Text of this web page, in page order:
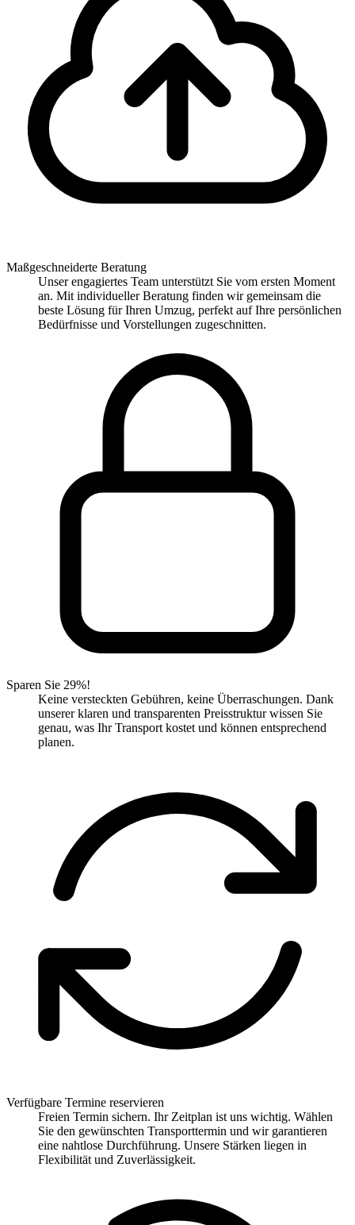
Maßgeschneiderte Beratung
Unser engagiertes Team unterstützt Sie vom ersten Moment
an. Mit individueller Beratung finden wir gemeinsam die
beste Lösung für Ihren Umzug, perfekt auf Ihre persönlichen
Bedürfnisse und Vorstellungen zugeschnitten.
Sparen Sie 29%!
Keine versteckten Gebühren, keine Überraschungen. Dank
unserer klaren und transparenten Preisstruktur wissen Sie
genau, was Ihr Transport kostet und können entsprechend
planen.
Verfügbare Termine reservieren
Freien Termin sichern. Ihr Zeitplan ist uns wichtig. Wählen
Sie den gewünschten Transporttermin und wir garantieren
eine nahtlose Durchführung. Unsere Stärken liegen in
Flexibilität und Zuverlässigkeit.